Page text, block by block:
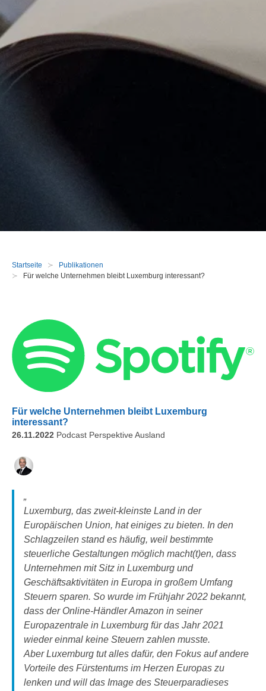
Startseite
Publikationen
Für welche Unternehmen bleibt Luxemburg interessant?
Für welche Unternehmen bleibt Luxemburg
interessant?
26.11.2022 Podcast Perspektive Ausland
Luxemburg, das zweit-kleinste Land in der
Europäischen Union, hat einiges zu bieten. In den
Schlagzeilen stand es häufig, weil bestimmte
steuerliche Gestaltungen möglich macht(t)en, dass
Unternehmen mit Sitz in Luxemburg und
Geschäftsaktivitäten in Europa in großem Umfang
Steuern sparen. So wurde im Frühjahr 2022 bekannt,
dass der Online-Händler Amazon in seiner
Europazentrale in Luxemburg für das Jahr 2021
wieder einmal keine Steuern zahlen musste.
Aber Luxemburg tut alles dafür, den Fokus auf andere
Vorteile des Fürstentums im Herzen Europas zu
lenken und will das Image des Steuerparadieses